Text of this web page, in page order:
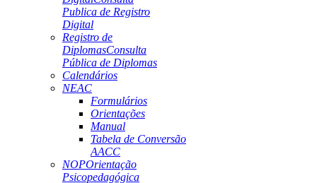
Publica de Registro
Digital
Registro de
DiplomasConsulta
Pública de Diplomas
Calendários
NEAC
Formulários
Orientações
Manual
Tabela de Conversão
AACC
NOPOrientação
Psicopedagógica